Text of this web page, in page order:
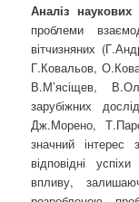
Аналіз наукових
проблеми
вітчизняних
Г.Ковальов,
В.М’ясіщев,
зарубіжних
Дж.Морено,
значний інтерес
відповідні
впливу,